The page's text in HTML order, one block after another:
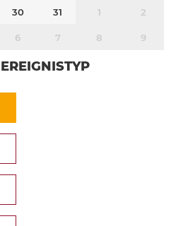
30 31 1 2
6 7 8 9
EREIGNISTYP